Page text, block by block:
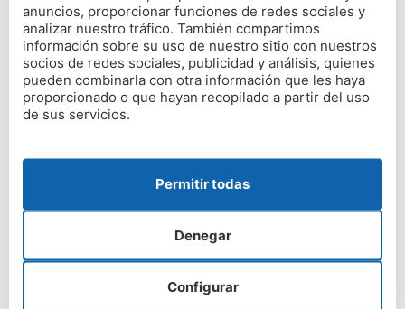
exhaustivo el texto, software, contenidos
(incluyendo estructura, selección, ordenación y
presentación de los mismos) podcast, fotografías,
material audiovisual y gráficos, está protegida por
marcas, derechos de autor y otros derechos
internacionales en los que España es parte y otros
Intelectual, quedan expresamente prohibidas la
pública, incluida su modalidad de puesta a
anuncios, proporcionar funciones de redes sociales y
analizar nuestro tráfico. También compartimos
información sobre su uso de nuestro sitio con nuestros
socios de redes sociales, publicidad y análisis, quienes
pueden combinarla con otra información que les haya
proporcionado o que hayan recopilado a partir del uso
de sus servicios.
Configurar
Denegar
Permitir todas